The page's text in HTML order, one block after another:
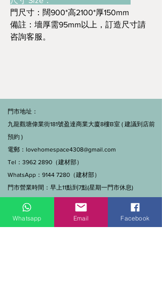
門尺寸：闊900*高2100*厚150mm
備註：墻厚需95mm以上，訂造尺寸請
咨詢客服。
門市地址：
九龍觀塘偉業街181號盈達商業大廈8樓B室 ( 建議到店前
預約 )
電郵： lovehomespace4308@gmail.com
Tel：3962 2890（建材部）
WhatsApp：9144 7280（建材部）
門市營業時間：早上11點到7點(星期一門市休息)
Whatsapp Email Facebook